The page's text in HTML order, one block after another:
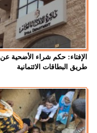
الإفتاء: حكم شراء الأضحية عن
طريق البطاقات الائتمانية